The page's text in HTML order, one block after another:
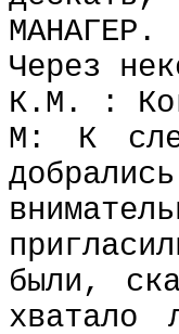
Через
К.М. :
М: К
были,